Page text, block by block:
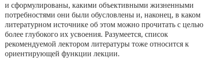
и сформулирова­ны, какими объективными жизненными
потребностями они бы­ли обусловлены и, наконец, в каком
литературном источнике об этом можно прочитать с целью
более глубокого их усвоения. Разумеется, список
рекомендуемой лектором литературы тоже относится к
ориентирующей функции лекции.